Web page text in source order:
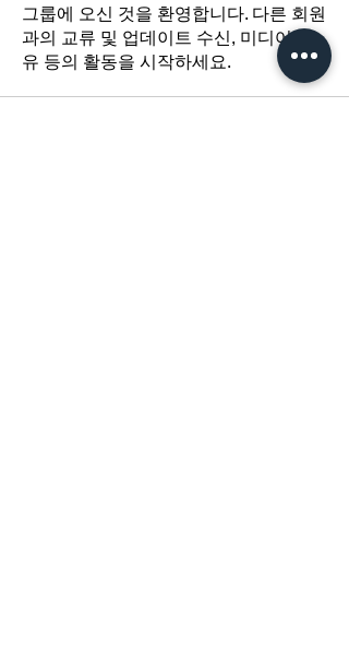
그룹에 오신 것을 환영합니다. 다른 회원
과의 교류 및 업데이트 수신, 미디어 공
유 등의 활동을 시작하세요.